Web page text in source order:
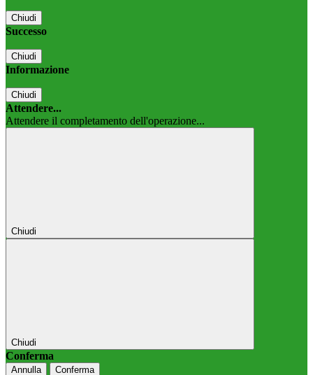
Chiudi
Successo
Chiudi
Informazione
Chiudi
Attendere...
Attendere il completamento dell'operazione...
Chiudi
Chiudi
Conferma
Annulla Conferma